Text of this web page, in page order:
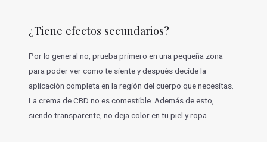
¿Tiene efectos secundarios?
Por lo general no, prueba primero en una pequeña zona
para poder ver como te siente y después decide la
aplicación completa en la región del cuerpo que necesitas.
La crema de CBD no es comestible. Además de esto,
siendo transparente, no deja color en tu piel y ropa.